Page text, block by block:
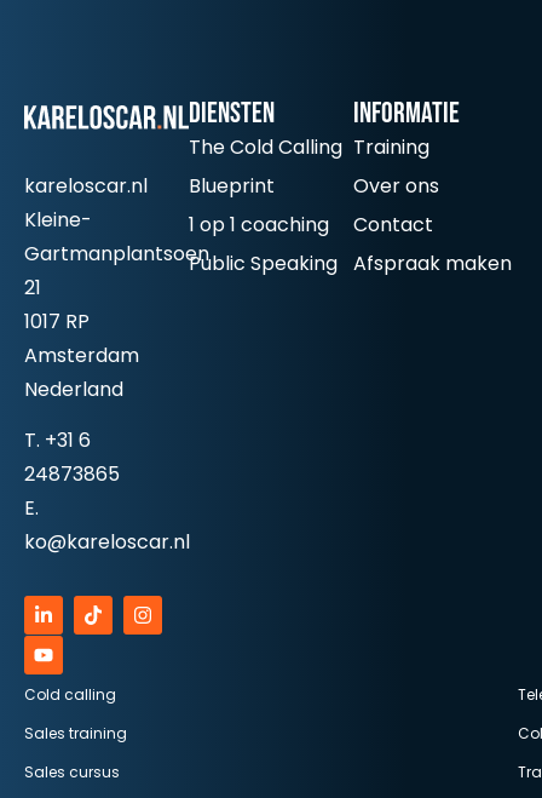
kareloscar.nl
Kleine-
Gartmanplantsoen
21
1017 RP
Amsterdam
Nederland
T. +31 6
24873865
E.
ko@kareloscar.nl
Diensten
The Cold Calling
Blueprint
1 op 1 coaching
Public Speaking
informatie
Training
Over ons
Contact
Afspraak maken
Cold calling
Sales training
Sales cursus